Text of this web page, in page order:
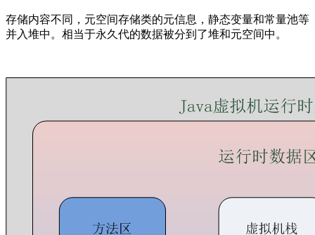
存储内容不同，元空间存储类的元信息，静态变量和常量池等
并入堆中。相当于永久代的数据被分到了堆和元空间中。